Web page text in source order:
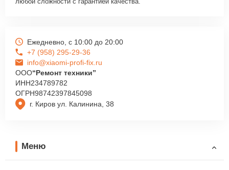
г. Киров ул. Калинина, 38
Ежедневно, с 10:00 до 20:00
+7 (958) 295-29-36
info@xiaomi-profi-fix.ru
ООО“Ремонт техники”
ИНН234789782
ОГРН98742397845098
Меню